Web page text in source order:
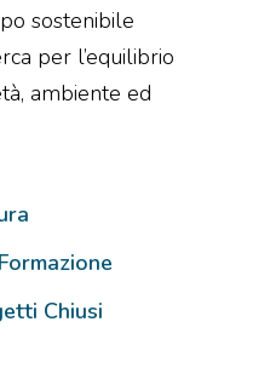
sostenibile
per l’equilibrio
ambiente ed
Formazione
Chiusi